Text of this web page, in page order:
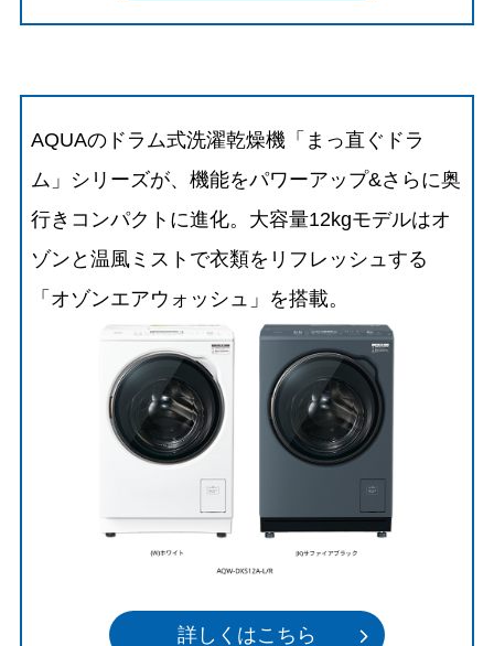
AQUAのドラム式洗濯乾燥機「まっ直ぐドラ
ム」シリーズが、機能をパワーアップ&さらに奥
行きコンパクトに進化。大容量12kgモデルはオ
ゾンと温風ミストで衣類をリフレッシュする
「オゾンエアウォッシュ」を搭載。
詳しくはこちら